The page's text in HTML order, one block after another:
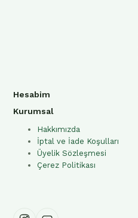
Hesabim
Kurumsal
Hakkımızda
İptal ve İade Koşulları
Üyelik Sözleşmesi
Çerez Politikası